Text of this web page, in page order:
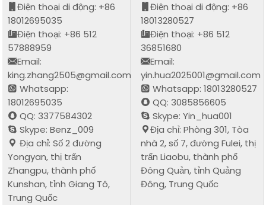
Điện thoại di động: +86
18012695035
Điện thoại: +86 512
57888959
Email:
king.zhang2505@gmail.com
Whatsapp:
18012695035
QQ: 3377584302
Skype: Benz_009
Địa chỉ: Số 2 đường
Yongyan, thị trấn
Zhangpu, thành phố
Kunshan, tỉnh Giang Tô,
Trung Quốc
Điện thoại di động: +86
18013280527
Điện thoại: +86 512
36851680
Email:
yin.hua2025001@gmail.com
Whatsapp: 18013280527
QQ: 3085856605
Skype: Yin_hua001
Địa chỉ: Phòng 301, Tòa
nhà 2, số 7, đường Fulei, thị
trấn Liaobu, thành phố
Đông Quản, tỉnh Quảng
Đông, Trung Quốc